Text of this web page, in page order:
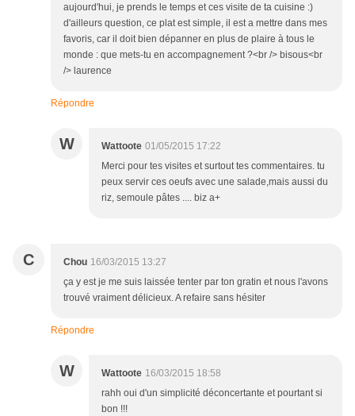
aujourd'hui, je prends le temps et ces visite de ta cuisine :)
d'ailleurs question, ce plat est simple, il est a mettre dans mes
favoris, car il doit bien dépanner en plus de plaire à tous le
monde : que mets-tu en accompagnement ?<br /> bisous<br
/> laurence
Répondre
W Wattoote 01/05/2015 17:22
Merci pour tes visites et surtout tes commentaires. tu
peux servir ces oeufs avec une salade,mais aussi du
riz, semoule pâtes .... biz a+
C Chou 16/03/2015 13:27
ça y est je me suis laissée tenter par ton gratin et nous l'avons
trouvé vraiment délicieux. A refaire sans hésiter
Répondre
W Wattoote 16/03/2015 18:58
rahh oui d'un simplicité déconcertante et pourtant si
bon !!!